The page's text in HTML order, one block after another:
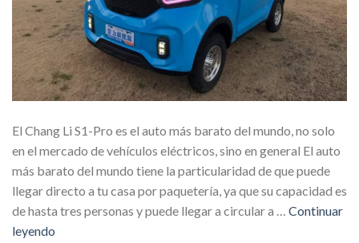
El Chang Li S1-Pro es el auto más barato del mundo, no solo
en el mercado de vehículos eléctricos, sino en general El auto
más barato del mundo tiene la particularidad de que puede
llegar directo a tu casa por paquetería, ya que su capacidad es
de hasta tres personas y puede llegar a circular a … Continuar
leyendo